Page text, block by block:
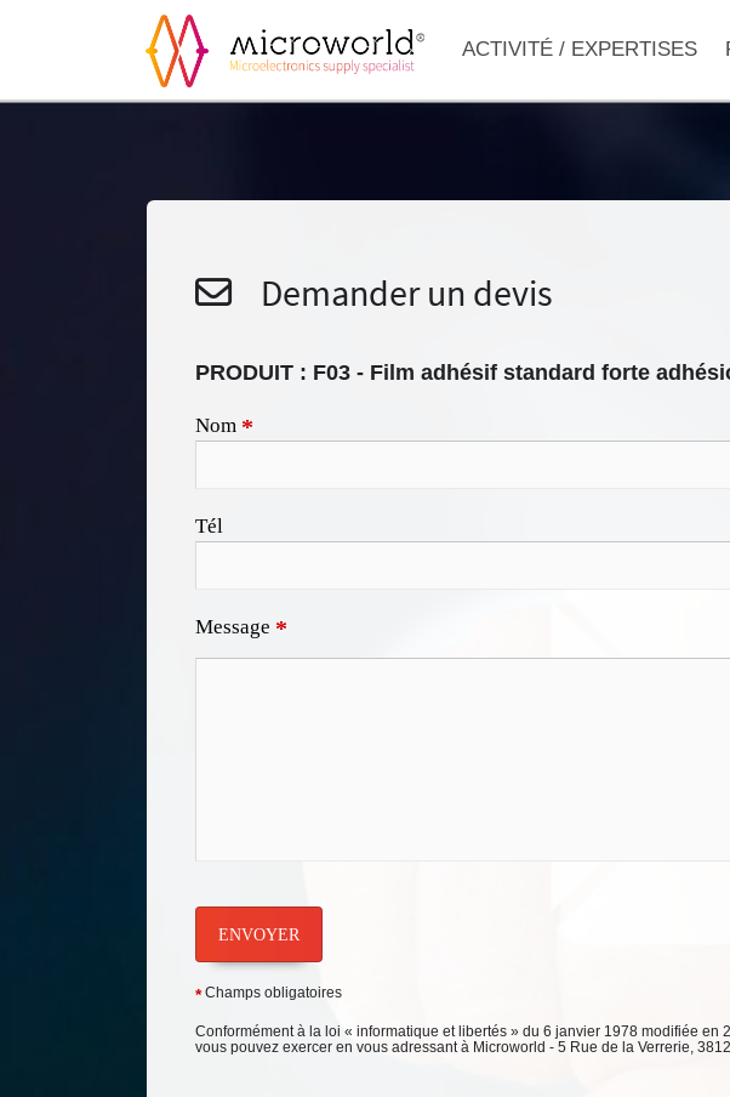
ACTIVITÉ / EXPERTISES
Demander un devis
PRODUIT : F03 - Film adhésif standard forte
Nom *
Tél
Message *
ENVOYER
*Champs obligatoires
Conformément à la loi « informatique et libertés » du 6 janvier 1978 modifiée en
vous pouvez exercer en vous adressant à Microworld - 5 Rue de la Verrerie,